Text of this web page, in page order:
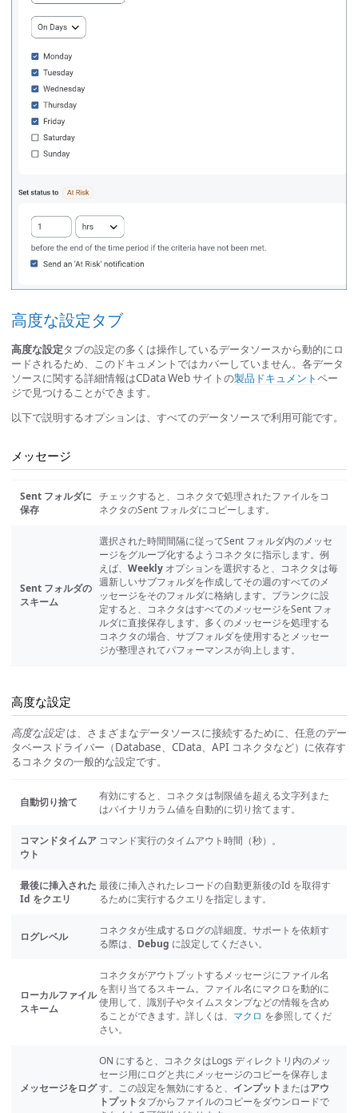
高度な設定タブ
高度な設定タブの設定の多くは操作しているデータソースから動的にロ
ードされるため、このドキュメントではカバーしていません。各データ
ソースに関する詳細情報はCData Web サイトの製品ドキュメントペー
ジで見つけることができます。
以下で説明するオプションは、すべてのデータソースで利用可能です。
メッセージ
Sent フォルダに
保存
チェックすると、コネクタで処理されたファイルをコ
ネクタのSent フォルダにコピーします。
Sent フォルダの
スキーム
選択された時間間隔に従ってSent フォルダ内のメッセ
ージをグループ化するようコネクタに指示します。例
えば、 Weekly オプションを選択すると、コネクタは毎
週新しいサブフォルダを作成してその週のすべてのメ
ッセージをそのフォルダに格納します。ブランクに設
定すると、コネクタはすべてのメッセージをSent フォ
ルダに直接保存します。多くのメッセージを処理する
コネクタの場合、サブフォルダを使用するとメッセー
ジが整理されてパフォーマンスが向上します。
高度な設定
高度な設定は、さまざまなデータソースに接続するために、任意のデー
タベースドライバー（Database、CData、API コネクタなど）に依存す
るコネクタの一般的な設定です。
自動切り捨て
有効にすると、コネクタは制限値を超える文字列また
はバイナリカラム値を自動的に切り捨てます。
コマンドタイムア
ウト
コマンド実行のタイムアウト時間（秒）。
最後に挿入された
Id をクエリ
最後に挿入されたレコードの自動更新後のId を取得す
るために実行するクエリを指定します。
ログレベル
コネクタが生成するログの詳細度。サポートを依頼す
る際は、 Debug に設定してください。
ローカルファイル
スキーム
コネクタがアウトプットするメッセージにファイル名
を割り当てるスキーム。ファイル名にマクロを動的に
使用して、識別子やタイムスタンプなどの情報を含め
ることができます。詳しくは、 マクロ を参照してくだ
さい。
メッセージをログ
ON にすると、コネクタはLogs ディレクトリ内のメッ
セージ用にログと共にメッセージのコピーを保存しま
す。この設定を無効にすると、 インプット またはアウ
トプットタブからファイルのコピーをダウンロードで